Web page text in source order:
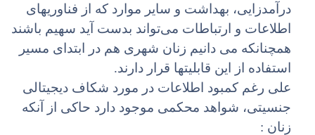
درآمدزایی، بهداشت و سایر موارد که از فناوریهای
اطلاعات و ارتباطات می‌تواند بدست آید سهیم باشند
همچنانکه می دانیم زنان شهری هم در ابتدای مسیر
استفاده از این قابلیتها قرار دارند.
علی رغم کمبود اطلاعات در مورد شکاف دیجیتالی
جنسیتی، شواهد محکمی موجود دارد حاکی از آنکه
زنان :